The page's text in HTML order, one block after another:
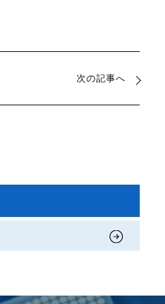
次の記事へ